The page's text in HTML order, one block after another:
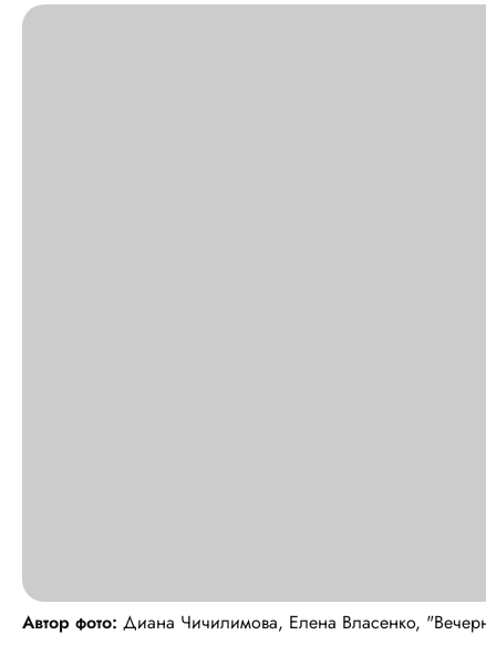
Автор фото: Диана Чичилимова, Елена Власенко,